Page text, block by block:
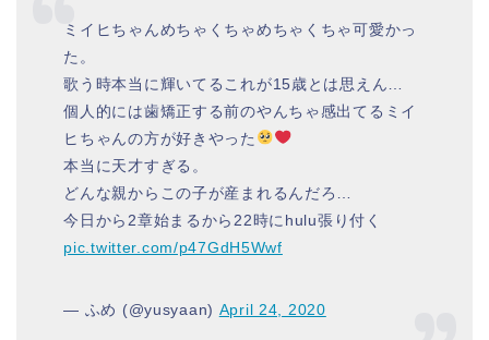
ミイヒちゃんめちゃくちゃめちゃくちゃ可愛かっ
た。
歌う時本当に輝いてるこれが15歳とは思えん…
個人的には歯矯正する前のやんちゃ感出てるミイ
ヒちゃんの方が好きやった
本当に天才すぎる。
どんな親からこの子が産まれるんだろ…
今日から2章始まるから22時にhulu張り付く
pic.twitter.com/p47GdH5Wwf
— ふめ (@yusyaan) April 24, 2020